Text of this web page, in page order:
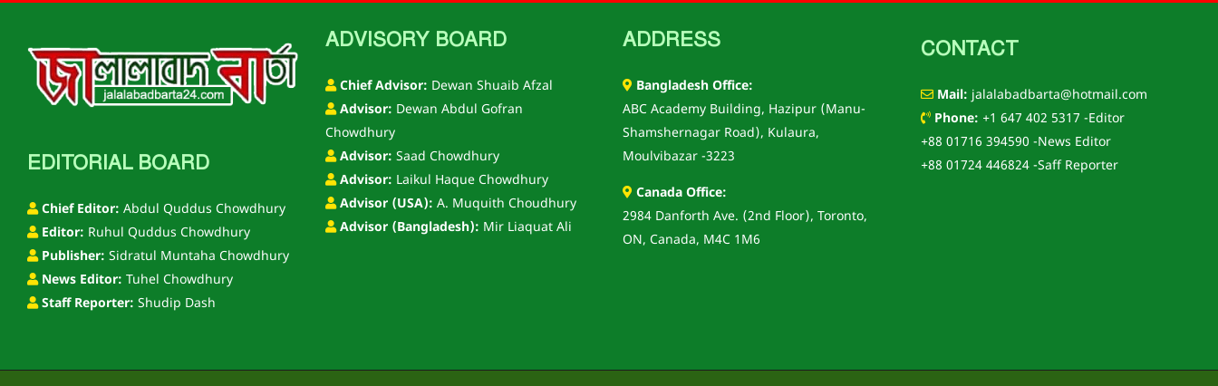
EDITORIAL BOARD
Chief Editor: Abdul Quddus Chowdhury
Editor: Ruhul Quddus Chowdhury
Publisher: Sidratul Muntaha Chowdhury
News Editor: Tuhel Chowdhury
Staff Reporter: Shudip Dash
ADVISORY BOARD
Chief Advisor: Dewan Shuaib Afzal
Advisor: Dewan Abdul Gofran
Chowdhury
Advisor: Saad Chowdhury
Advisor: Laikul Haque Chowdhury
Advisor (USA): A. Muquith Choudhury
Advisor (Bangladesh): Mir Liaquat Ali
ADDRESS
Bangladesh Office:
ABC Academy Building, Hazipur (Manu-
Shamshernagar Road), Kulaura,
Moulvibazar -3223
Canada Office:
2984 Danforth Ave. (2nd Floor), Toronto,
ON, Canada, M4C 1M6
CONTACT
Mail: jalalabadbarta@hotmail.com
Phone: +1 647 402 5317 -Editor
+88 01716 394590 -News Editor
+88 01724 446824 -Saff Reporter